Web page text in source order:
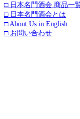
□ 日本名門酒会 商品一
□ 日本名門酒会とは
□ About Us in English
□ お問い合わせ